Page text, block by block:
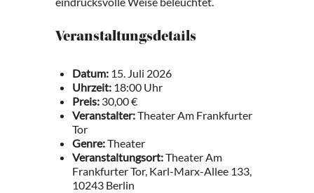
Veranstaltungsdetails
Datum: 15. Juli 2026
Uhrzeit: 18:00 Uhr
Preis: 30,00 €
Veranstalter:Theater Am Frankfurter
Tor
Genre:Theater
Veranstaltungsort:Theater Am
Frankfurter Tor, Karl-Marx-Allee 133,
10243 Berlin